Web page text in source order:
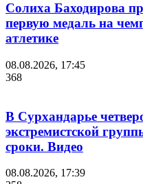
Солиха Баходирова
первую медаль на
атлетике
08.08.2026, 17:45
368
В Сурхандарье
экстремистской
сроки. Видео
08.08.2026, 17:39